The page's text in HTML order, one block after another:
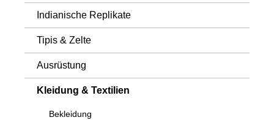
Indianische Replikate
Tipis & Zelte
Ausrüstung
Kleidung & Textilien
Bekleidung